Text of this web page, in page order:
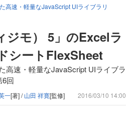
高速・軽量なJavaScript UIライブラリ
ジモ） 5」のExcelラ
シートFlexSheet
高速・軽量なJavaScript UIライブラ
6回
一[著] /山田 祥寛[監修] 2016/03/10 14:00